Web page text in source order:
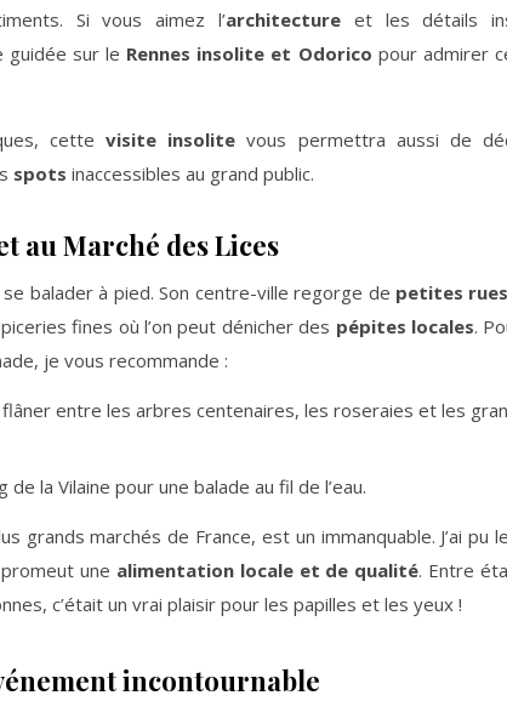
Si vous aimez l’architecture et les détails
guidée sur le Rennes insolite et Odorico pour admirer
cettevisite insolite vous permettra aussi de
spots inaccessibles au grand public.
au Marché des Lices
balader à pied. Son centre-ville regorge de petites
fines où l’on peut dénicher des pépites locales.
je vous recommande :
entre les arbres centenaires, les roseraies et les
de la Vilaine pour une balade au fil de l’eau.
grands marchés de France, est un immanquable. J’ai pu
une alimentation locale et de qualité. Entre
c’était un vrai plaisir pour les papilles et les yeux !
incontournable